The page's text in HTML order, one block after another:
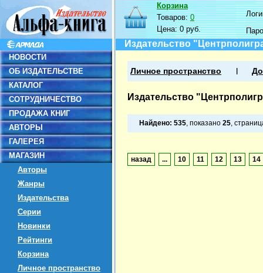
НОВОСТИ
ОБ ИЗДАТЕЛЬСТВЕ
КАТАЛОГ
СОТРУДНИЧЕСТВО
ПРОДАЖА КНИГ
АВТОРЫ
ГАЛЕРЕЯ
МАГАЗИН
Авторы
Жанры
Издательства
Серии
Новинки
Рейтинги
Корзина
Личное пространство
Корзина
Товаров:0
Цена:0 руб.
Издательство
Личное пространство
Издательство
Найдено: 535, показано 25,
назад ... 10 11 12 13 14